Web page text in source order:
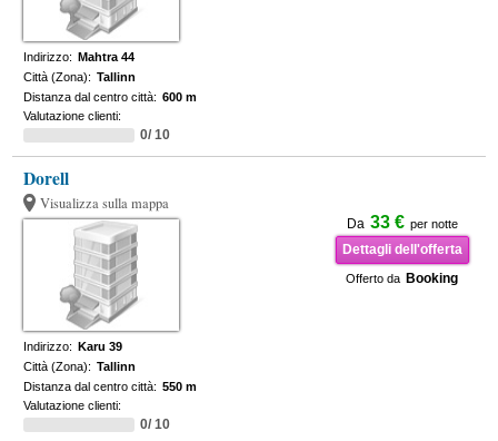
Indirizzo: Mahtra 44
Città (Zona): Tallinn
Distanza dal centro città: 600 m
Valutazione clienti:
0/ 10
Dorell
Visualizza sulla mappa
Da 33 € per notte
Dettagli dell'offerta
Offerto da Booking
Indirizzo: Karu 39
Città (Zona): Tallinn
Distanza dal centro città: 550 m
Valutazione clienti:
0/ 10